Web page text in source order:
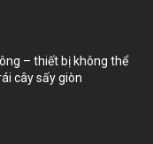
– thiết bị không thể
cây sấy giòn